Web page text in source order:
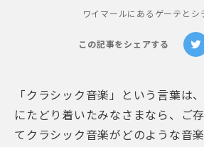
ワイマールにあるゲーテとシ
この記事をシェアする
「クラシック音楽」という言葉は
にたどり着いたみなさまなら、ご
てクラシック音楽がどのような音